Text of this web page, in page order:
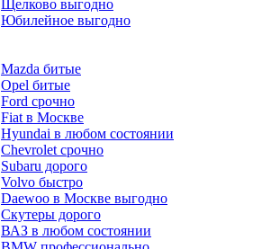
Щелково выгодно
Юбилейное выгодно
Mazda битые
Opel битые
Ford срочно
Fiat в Москве
Hyundai в любом состоянии
Chevrolet срочно
Subaru дорого
Volvo быстро
Daewoo в Москве выгодно
Скутеры дорого
ВАЗ в любом состоянии